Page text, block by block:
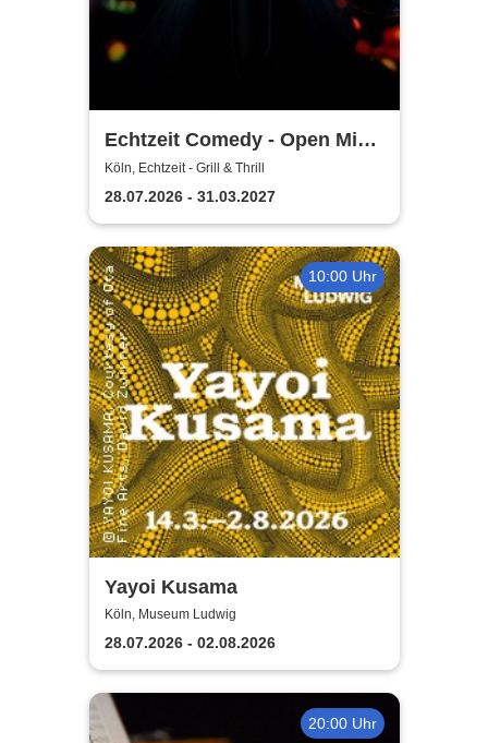
Echtzeit Comedy - Open Mic
& Bingo
Köln, Echtzeit - Grill & Thrill
28.07.2026 - 31.03.2027
10:00 Uhr
Yayoi Kusama
Köln, Museum Ludwig
28.07.2026 - 02.08.2026
20:00 Uhr